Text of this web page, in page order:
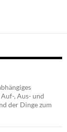
, Aus- und
der Dinge zum